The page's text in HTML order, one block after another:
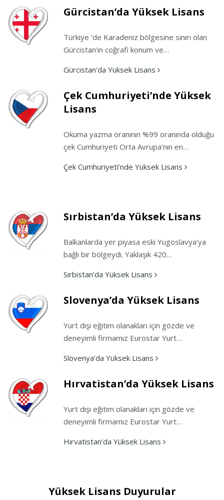
Gürcistan’da Yüksek Lisans
Türkiye ‘de Karadeniz bölgesine sınırı olan
Gürcistan’ın coğrafi konum ve…
Gürcistan’da Yüksek Lisans
Çek Cumhuriyeti’nde Yüksek
Lisans
Okuma yazma oranının %99 oranında olduğu
çek Cumhuriyeti Orta Avrupa’nın en…
Çek Cumhuriyeti’nde Yüksek Lisans
Sırbistan’da Yüksek Lisans
Balkanlarda yer piyasa eski Yugoslavya’ya
bağlı bir bölgeydi. Yaklaşık 420…
Sırbistan’da Yüksek Lisans
Slovenya’da Yüksek Lisans
Yurt dışı eğitim olanakları için gözde ve
deneyimli firmamız Eurostar Yurt…
Slovenya’da Yüksek Lisans
Hırvatistan’da Yüksek Lisans
Yurt dışı eğitim olanakları için gözde ve
deneyimli firmamız Eurostar Yurt…
Hırvatistan’da Yüksek Lisans
Yüksek Lisans Duyurular